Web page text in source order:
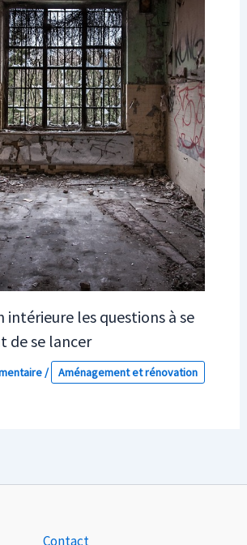
intérieure les questions à se
de se lancer
/ Aménagement et rénovation
Contact